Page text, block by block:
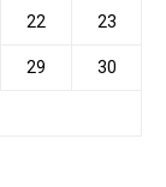
22 23
29 30